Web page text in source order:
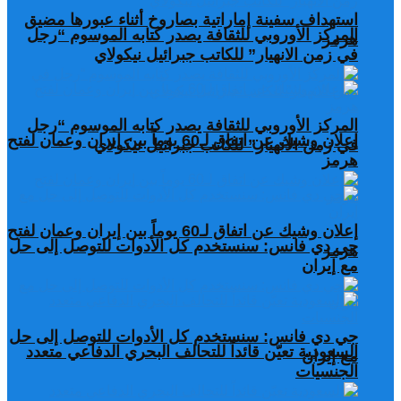
المركز الأوروبي للثقافة يصدر كتابه الموسوم “رجل
في زمن الانهيار” للكاتب جبرائيل نيكولاي
إعلان وشيك عن اتفاق لـ60 يوماً بين إيران وعمان لفتح
هرمز
جي دي فانس: سنستخدم كل الأدوات للتوصل إلى حل
مع إيران
السعودية تعيّن قائداً للتحالف البحري الدفاعي متعدد
الجنسيات
استهداف سفينة إماراتية بصاروخ أثناء عبورها مضيق
هرمز
المركز الأوروبي للثقافة يصدر كتابه الموسوم “رجل
في زمن الانهيار” للكاتب جبرائيل نيكولاي
إعلان وشيك عن اتفاق لـ60 يوماً بين إيران وعمان لفتح
هرمز
جي دي فانس: سنستخدم كل الأدوات للتوصل إلى حل
مع إيران